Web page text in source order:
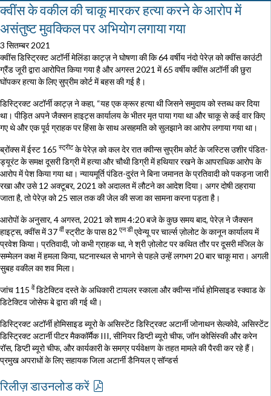
क्वींस के वकील की चाकू मारकर हत्या करने के आरोप में
असंतुष्ट मुवक्किल पर अभियोग लगाया गया
3 सितम्बर 2021
क्वींस डिस्ट्रिक्ट अटॉर्नी मेलिंडा काट्ज़ ने घोषणा की कि 64 वर्षीय नंदो पेरेज़ को क्वींस काउंटी
ग्रैंड जूरी द्वारा आरोपित किया गया है और अगस्त 2021 में 65 वर्षीय क्वींस अटॉर्नी की छुरा
घोंपकर हत्या के लिए सुप्रीम कोर्ट में बहस की गई है।
डिस्ट्रिक्ट अटॉर्नी काट्ज़ ने कहा, “यह एक क्रूर हत्या थी जिसने समुदाय को स्तब्ध कर दिया
था। पीड़ित अपने जैक्सन हाइट्स कार्यालय के भीतर मृत पाया गया था और चाकू से कई वार किए
गए थे और एक पूर्व ग्राहक पर हिंसा के साथ असहमति को सुलझाने का आरोप लगाया गया था।
ब्रोंक्स में ईस्ट 165 स्ट्रीटके पेरेज़ को कल देर रात क्वीन्स सुप्रीम कोर्ट के जस्टिस उशीर पंडित-
ड्यूरंट के समक्ष दूसरी डिग्री में हत्या और चौथी डिग्री में हथियार रखने के आपराधिक आरोप के
आरोप में पेश किया गया था। न्यायमूर्ति पंडित-दुरंत ने बिना जमानत के प्रतिवादी को पकड़ना जारी
रखा और उसे 12 अक्टूबर, 2021 को अदालत में लौटने का आदेश दिया। अगर दोषी ठहराया
जाता है, तो पेरेज़ को 25 साल तक की जेल की सजा का सामना करना पड़ता है।
आरोपों के अनुसार, 4 अगस्त, 2021 को शाम 4:20 बजे के कुछ समय बाद, पेरेज़ ने जैक्सन
हाइट्स, क्वींस में 37 वींस्ट्रीट के पास 82 एन डीएवेन्यू पर चार्ल्स ज़ोलोट के कानून कार्यालय में
प्रवेश किया। प्रतिवादी, जो कभी ग्राहक था, ने श्री ज़ोलोट पर कथित तौर पर दूसरी मंजिल के
सम्मेलन कक्ष में हमला किया, घटनास्थल से भागने से पहले उन्हें लगभग 20 बार चाकू मारा। अगली
सुबह वकील का शव मिला।
जांच 115 वेंडिटेक्टिव दस्ते के अधिकारी टायलर स्काला और क्वीन्स नॉर्थ होमिसाइड स्क्वाड के
डिटेक्टिव जोसेफ बे द्वारा की गई थी।
डिस्ट्रिक्ट अटॉर्नी होमिसाइड ब्यूरो के असिस्टेंट डिस्ट्रिक्ट अटार्नी जोनाथन सेल्कोवे, असिस्टेंट
डिस्ट्रिक्ट अटार्नी पीटर मैककॉर्मैक III, सीनियर डिप्टी ब्यूरो चीफ, जॉन कोसिंस्की और करेन
रॉस, डिप्टी ब्यूरो चीफ, और कार्यकारी के समग्र पर्यवेक्षण के तहत मामले की पैरवी कर रहे हैं।
प्रमुख अपराधों के लिए सहायक जिला अटार्नी डैनियल ए सॉन्डर्स
रिलीज़ डाउनलोड करें